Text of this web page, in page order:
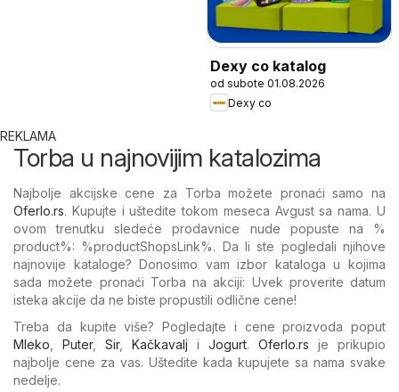
Dexy co katalog
od subote 01.08.2026
Dexy co
REKLAMA
Torba u najnovijim katalozima
Najbolje akcijske cene za Torba možete pronaći samo na
Oferlo.rs. Kupujte i uštedite tokom meseca Avgust sa nama. U
ovom trenutku sledeće prodavnice nude popuste na %​
product%: %​productShopsLink%. Da li ste pogledali njihove
najnovije kataloge? Donosimo vam izbor kataloga u kojima
sada možete pronaći Torba na akciji: Uvek proverite datum
isteka akcije da ne biste propustili odlične cene!
Treba da kupite više? Pogledajte i cene proizvoda poput
Mleko, Puter, Sir, Kačkavalj i Jogurt. Oferlo.rs je prikupio
najbolje cene za vas. Uštedite kada kupujete sa nama svake
nedelje.